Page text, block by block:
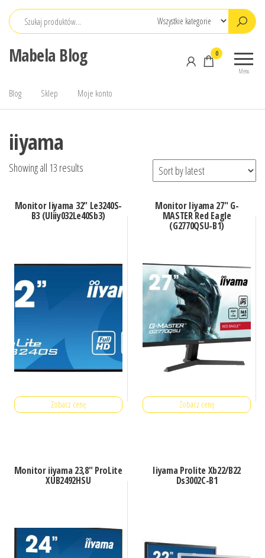
Przejdź
Mabela Blog
Menu
0
Blog Sklep Moje konto
iiyama
Showing all 13 results
Monitor Iiyama 32″ Le3240S-
B3 (Uliiy032Le40Sb3)
Zobacz cenę
Monitor Iiyama 27″ G-
MASTER Red Eagle
(G2770QSU-B1)
Zobacz cenę
Monitor iiyama 23,8″ ProLite
XUB2492HSU
Iiyama Prolite Xb22/B22
Ds3002C-B1